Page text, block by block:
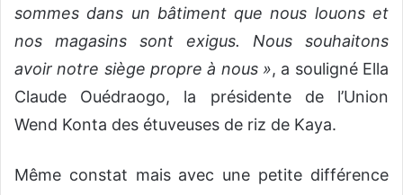
sommes dans un bâtiment que nous louons et
nos magasins sont exigus. Nous souhaitons
avoir notre siège propre à nous », a souligné Ella
Claude Ouédraogo, la présidente de l’Union
Wend Konta des étuveuses de riz de Kaya.
Même constat mais avec une petite différence